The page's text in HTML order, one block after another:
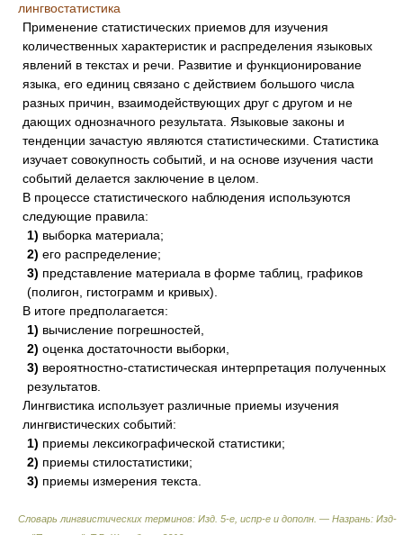
лингвостатистика
Применение статистических приемов для изучения
количественных характеристик и распределения языковых
явлений в текстах и речи. Развитие и функционирование
языка, его единиц связано с действием большого числа
разных причин, взаимодействующих друг с другом и не
дающих однозначного результата. Языковые законы и
тенденции зачастую являются статистическими. Статистика
изучает совокупность событий, и на основе изучения части
событий делается заключение в целом.
В процессе статистического наблюдения используются
следующие правила:
1) выборка материала;
2) его распределение;
3) представление материала в форме таблиц, графиков
(полигон, гистограмм и кривых).
В итоге предполагается:
1) вычисление погрешностей,
2) оценка достаточности выборки,
3) вероятностно-статистическая интерпретация полученных
результатов.
Лингвистика использует различные приемы изучения
лингвистических событий:
1) приемы лексикографической статистики;
2) приемы стилостатистики;
3) приемы измерения текста.
Словарь лингвистических терминов: Изд. 5-е, испр-е и дополн. — Назрань: Изд-